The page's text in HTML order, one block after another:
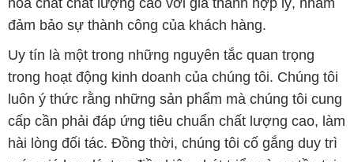
đảm bảo sự thành công của khách hàng.
Uy tín là một trong những nguyên tắc quan trọng
trong hoạt động kinh doanh của chúng tôi. Chúng tôi
luôn ý thức rằng những sản phẩm mà chúng tôi cung
cấp cần phải đáp ứng tiêu chuẩn chất lượng cao, làm
hài lòng đối tác. Đồng thời, chúng tôi cố gắng duy trì